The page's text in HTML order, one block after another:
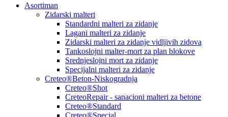
Asortiman
Zidarski malteri
Standardni malteri za zidanje
Lagani malteri za zidanje
Zidarski malteri za zidanje vidljivih zidova
Tankoslojni malter-mort za plan blokove
Srednjeslojni mort za zidanje
Specijalni malteri za zidanje
Creteo®Beton-Niskogradnja
Creteo®Shot
CreteoRepair - sanacioni malteri za betone
Creteo®Standard
Creteo®Special